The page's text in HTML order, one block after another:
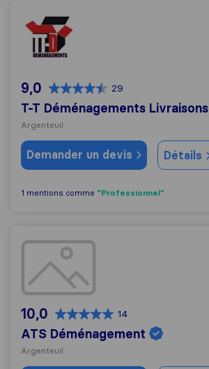
T-T Déménagements Livraisons
9,0 29
T-T Déménagements Livraisons
Argenteuil
Demander un devis Détails
1 mentions comme "Professionnel"
ATS Déménagement
10,0 14
ATS Déménagement
Argenteuil